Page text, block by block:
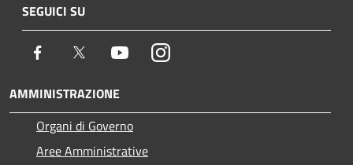
SEGUICI SU
Facebook Twitter YoutubeInstagram
AMMINISTRAZIONE
Organi di Governo
Aree Amministrative